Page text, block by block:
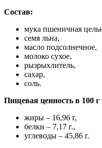
Состав:
мука пшеничная
семя льна,
масло подсолнечное,
молоко сухое,
рызрыхлитель,
сахар,
соль.
Пищевая ценность в 100 г
жиры – 16,96 г,
белки – 7,17 г.,
углеводы – 45,86 г.